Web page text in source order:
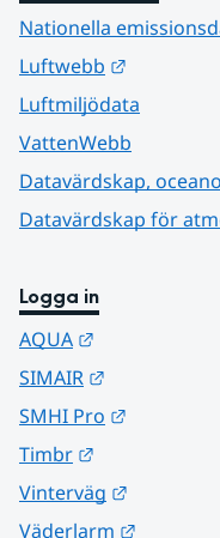
Nationella
Luftwebb
Luftmiljödata
VattenWebb
Datavärdskap,
Datavärdskap för
Logga in
AQUA
SIMAIR
SMHI Pro
Timbr
Vinterväg
Väderlarm